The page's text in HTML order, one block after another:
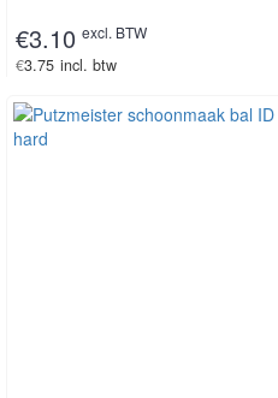
€3.10 excl. BTW
€3.75 incl. btw